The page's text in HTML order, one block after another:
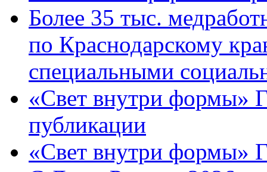
Более 35 тыс.
по Краснодарскому
специальными
«Свет внутри формы»
публикации
«Свет внутри формы»